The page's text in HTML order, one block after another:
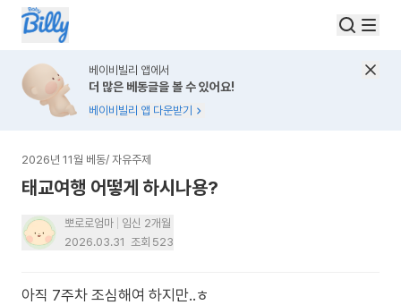
베이비빌리 앱에서
더 많은 베동글을 볼 수 있어요!
베이비빌리 앱 다운받기
2026년 11월 베동/ 자유주제
태교여행 어떻게 하시나용?
뽀로로엄마
임신 2개월
2026.03.31 조회 523
아직 7주차 조심해여 하지만..ㅎ